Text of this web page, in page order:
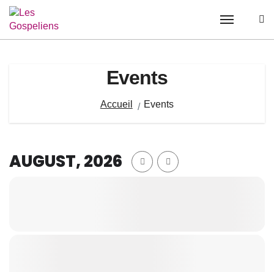
Passer
au
contenu
Events
Accueil Events
AUGUST, 2026